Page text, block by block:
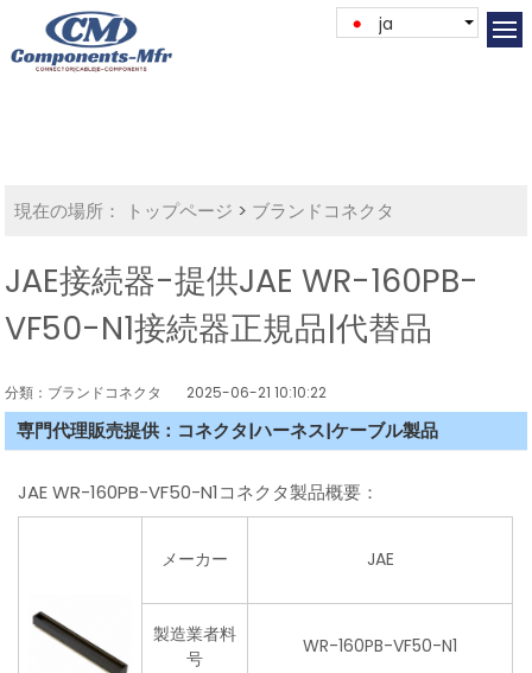
ja
現在の場所： トップページ > ブランドコネクタ
JAE接続器-提供JAE WR-160PB-
VF50-N1接続器正規品|代替品
分類：ブランドコネクタ 2025-06-21 10:10:22
専門代理販売提供：コネクタ|ハーネス|ケーブル製品
JAE WR-160PB-VF50-N1コネクタ製品概要：
メーカー JAE
製造業者料
号
WR-160PB-VF50-N1